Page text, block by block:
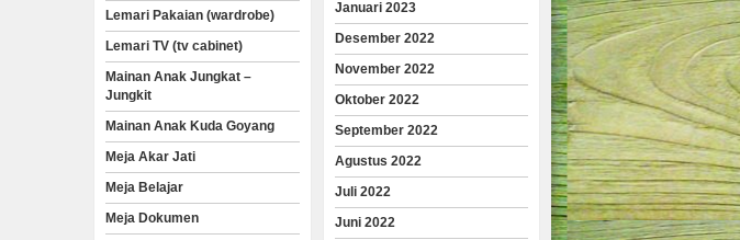
Lemari Pakaian (wardrobe)
Lemari TV (tv cabinet)
Mainan Anak Jungkat –
Jungkit
Mainan Anak Kuda Goyang
Meja Akar Jati
Meja Belajar
Meja Dokumen
Januari 2023
Desember 2022
November 2022
Oktober 2022
September 2022
Agustus 2022
Juli 2022
Juni 2022